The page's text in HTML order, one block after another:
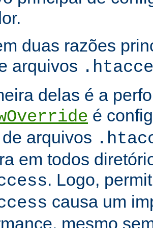
duas razões
arquivos
delas é a
é
arquivos
em todos
. Logo,
causa um
mesmo